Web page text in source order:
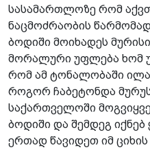
სასამართლოზე რომ
ნაცმოძრაობის
ბოდიში მოიხადეს
მორალური უფლება ხომ
რომ ამ ტონალობაში
როგორ ჩაბეტონდა
საქართველოში
ბოდიში და შემდეგ
ერთად წავიდეთ იმ